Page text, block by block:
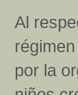
Al
por la